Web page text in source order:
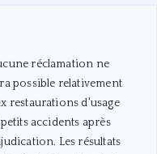
réclamation ne
possible relativement
restaurations d'usage
accidents après
Les résultats